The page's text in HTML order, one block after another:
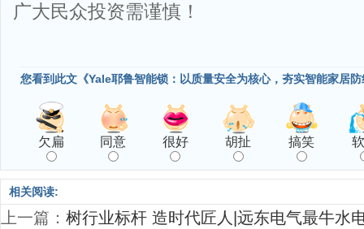
广大民众投资需谨慎！
您看到此文《Yale耶鲁智能锁：以质量安全为核心，夯实智能家居
欠扁 同意 很好 胡扯 搞笑
相关阅读:
上一篇： 树行业标杆 造时代匠人|远东电气最牛水